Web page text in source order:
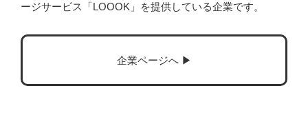
ージサービス「LOOOK」を提供している企業です。
企業ページへ ▶︎